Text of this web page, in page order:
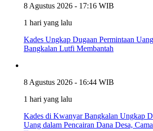
8 Agustus 2026 - 17:16 WIB
1 hari yang lalu
Kades Ungkap Dugaan Permintaan
Bangkalan Lutfi Membantah
8 Agustus 2026 - 16:44 WIB
1 hari yang lalu
Kades di Kwanyar Bangkalan Ungkap
Uang dalam Pencairan Dana Desa,